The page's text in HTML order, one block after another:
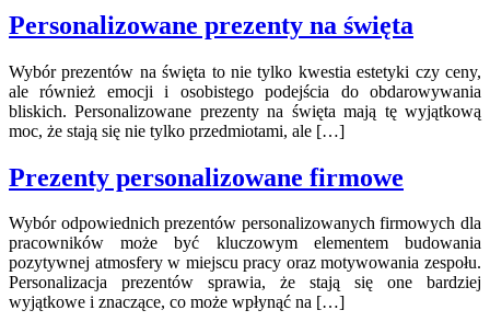
Personalizowane prezenty na święta
Wybór prezentów na święta to nie tylko kwestia estetyki czy ceny,
ale również emocji i osobistego podejścia do obdarowywania
bliskich. Personalizowane prezenty na święta mają tę wyjątkową
moc, że stają się nie tylko przedmiotami, ale […]
Prezenty personalizowane firmowe
Wybór odpowiednich prezentów personalizowanych firmowych dla
pracowników może być kluczowym elementem budowania
pozytywnej atmosfery w miejscu pracy oraz motywowania zespołu.
Personalizacja prezentów sprawia, że stają się one bardziej
wyjątkowe i znaczące, co może wpłynąć na […]